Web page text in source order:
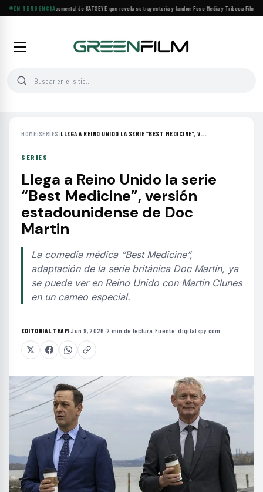
EN TENDENCIA
Llega a cines el documental de KATSEYE que revela su trayectoria y fandom·Fuse Media y Tribeca Films
HOME› SERIES ›LLEGA A REINO UNIDO LA SERIE “BEST MEDICINE”, V...
SERIES
Llega a Reino Unido la serie
“Best Medicine”, versión
estadounidense de Doc
Martin
La comedia médica “Best Medicine”,
adaptación de la serie británica Doc Martin, ya
se puede ver en Reino Unido con Martin Clunes
en un cameo especial.
EDITORIAL TEAM·Jun 9, 2026 ·2 min de lectura ·Fuente:digitalspy.com